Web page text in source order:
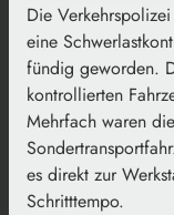
Die
eine
fündig geworden.
kontrollierten
Mehrfach waren
es direkt zur
Schritttempo.